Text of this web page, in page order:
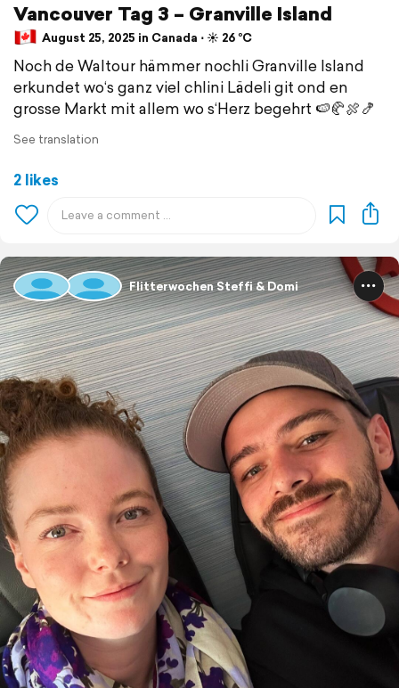
Vancouver Tag 3 – Granville Island
August 25, 2025 in Canada ⋅ ☀️ 26 °C
Noch de Waltour hämmer nochli Granville Island
erkundet wo‘s ganz viel chlini Lädeli git ond en
grosse Markt mit allem wo s‘Herz begehrt 🍉🥐🍖🍤
See translation
2 likes
Flitterwochen Steffi & Domi